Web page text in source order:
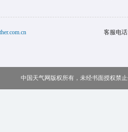
客服电
中国天气网版权所有，未经书面授权